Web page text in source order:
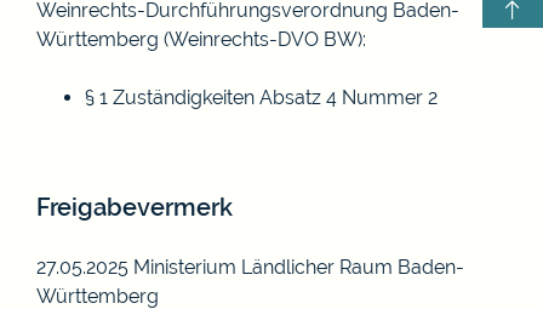
Weinrechts-Durchführungsverordnung Baden-
Württemberg (Weinrechts-DVO BW):
§ 1 Zuständigkeiten Absatz 4 Nummer 2
Freigabevermerk
27.05.2025 Ministerium Ländlicher Raum Baden-
Württemberg